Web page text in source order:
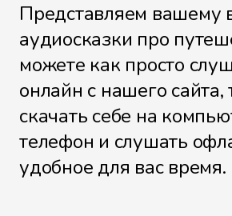
Представляем вашему
аудиосказки про
можете как просто
онлайн с нашего сайта,
скачать себе на
телефон и слушать
удобное для вас время.